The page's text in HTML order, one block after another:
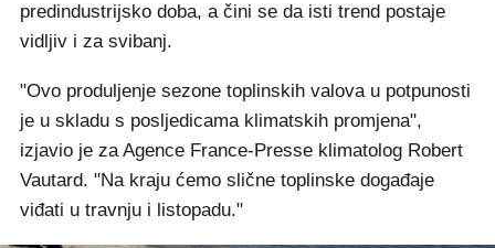
predindustrijsko doba, a čini se da isti trend postaje
vidljiv i za svibanj.
"Ovo produljenje sezone toplinskih valova u potpunosti
je u skladu s posljedicama klimatskih promjena",
izjavio je za Agence France-Presse klimatolog Robert
Vautard. "Na kraju ćemo slične toplinske događaje
viđati u travnju i listopadu."